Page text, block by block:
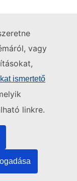
vagy
ismertető
linkre.